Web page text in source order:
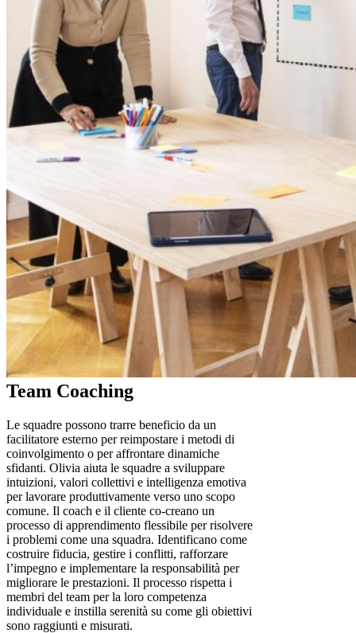
Team Coaching
Le squadre possono trarre beneficio da un
facilitatore esterno per reimpostare i metodi di
coinvolgimento o per affrontare dinamiche
sfidanti. Olivia aiuta le squadre a sviluppare
intuizioni, valori collettivi e intelligenza emotiva
per lavorare produttivamente verso uno scopo
comune. Il coach e il cliente co-creano un
processo di apprendimento flessibile per risolvere
i problemi come una squadra. Identificano come
costruire fiducia, gestire i conflitti, rafforzare
l’impegno e implementare la responsabilità per
migliorare le prestazioni. Il processo rispetta i
membri del team per la loro competenza
individuale e instilla serenità su come gli obiettivi
sono raggiunti e misurati.